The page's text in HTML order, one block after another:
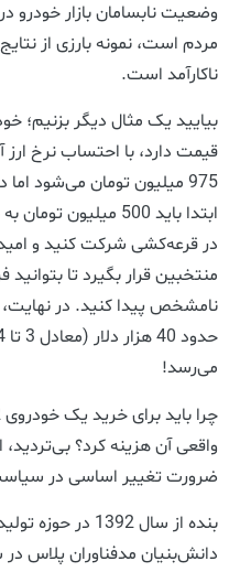
وضعیت نابسامان بازار خودرو
مردم است، نمونه بارزی از
ناکارآمد است.
975 میلیون تومان می‌شود
ابتدا باید 500
در قرعه‌کشی شرکت کنید و
منتخبین قرار بگیرد تا
نامشخص پیدا کنید. در نهایت،
می‌رسد!
واقعی آن هزینه کرد؟
ضرورت تغییر اساسی در
بنده از سال